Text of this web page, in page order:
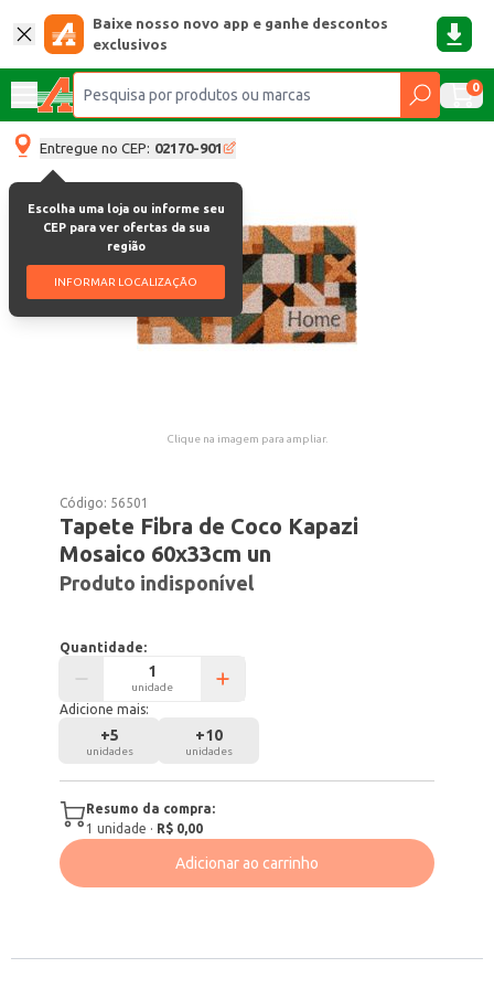
Baixe nosso novo app e ganhe descontos
exclusivos
0
Entregue no CEP: 02170-901
Escolha uma loja ou informe seu
CEP para ver ofertas da sua
região
INFORMAR LOCALIZAÇÃO
Clique na imagem para ampliar.
Código: 56501
Tapete Fibra de Coco Kapazi
Mosaico 60x33cm un
Produto indisponível
Quantidade:
unidade
Adicione mais:
+5
unidades
+10
unidades
Resumo da compra:
1 unidade · R$ 0,00
Adicionar ao carrinho